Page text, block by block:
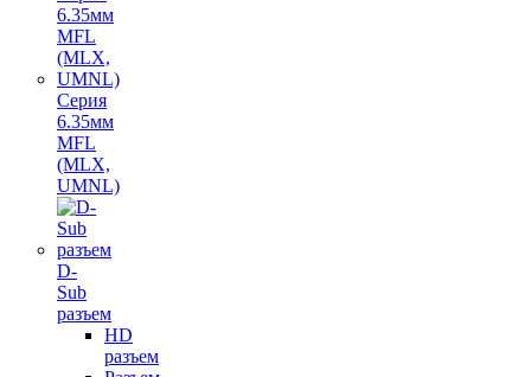
Серия
6.35мм
MFL
(MLX,
UMNL)
D-
Sub
разъем
HD
разъем